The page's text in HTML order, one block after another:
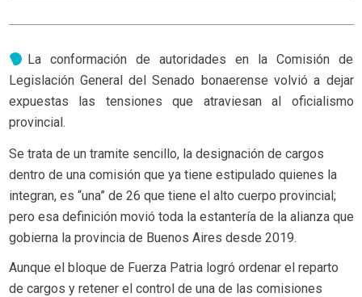
La conformación de autoridades en la Comisión de
Legislación General del Senado bonaerense volvió a dejar
expuestas las tensiones que atraviesan al oficialismo
provincial.
Se trata de un tramite sencillo, la designación de cargos
dentro de una comisión que ya tiene estipulado quienes la
integran, es “una” de 26 que tiene el alto cuerpo provincial;
pero esa definición movió toda la estantería de la alianza que
gobierna la provincia de Buenos Aires desde 2019.
Aunque el bloque de Fuerza Patria logró ordenar el reparto
de cargos y retener el control de una de las comisiones